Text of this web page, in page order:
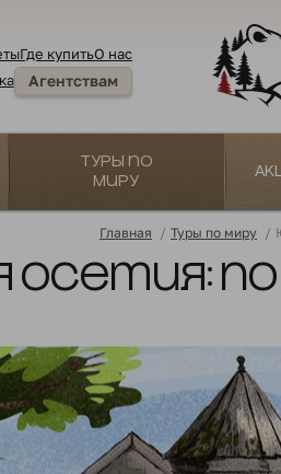
Где купитьО нас
Агентствам
Туры по
миру
Главная / Туры по миру /
Осетия: